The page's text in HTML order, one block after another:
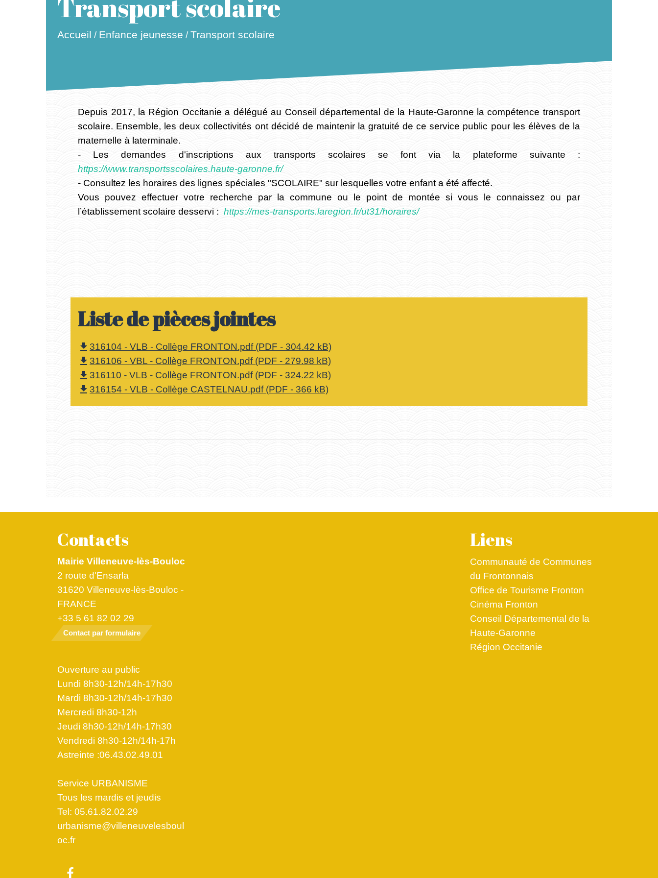
Transport scolaire
Accueil / Enfance jeunesse /Transport scolaire
Depuis 2017, la Région Occitanie a délégué au Conseil départemental de la Haute-Garonne la compétence transport
scolaire. Ensemble, les deux collectivités ont décidé de maintenir la gratuité de ce service public pour les élèves de la
maternelle à laterminale.
- Les demandes d'inscriptions aux transports scolaires se font via la plateforme suivante :
https://www.transportsscolaires.haute-garonne.fr/
- Consultez les horaires des lignes spéciales "SCOLAIRE" sur lesquelles votre enfant a été affecté.
Vous pouvez effectuer votre recherche par la commune ou le point de montée si vous le connaissez ou par
l’établissement scolaire desservi : https://mes-transports.laregion.fr/ut31/horaires/
Liste de pièces jointes
file_download 316104 - VLB - Collège FRONTON.pdf (PDF - 304.42 kB)
file_download 316106 - VBL - Collège FRONTON.pdf (PDF - 279.98 kB)
file_download 316110 - VLB - Collège FRONTON.pdf (PDF - 324.22 kB)
file_download 316154 - VLB - Collège CASTELNAU.pdf (PDF - 366 kB)
Contacts
Mairie Villeneuve-lès-Bouloc
2 route d'Ensarla
31620 Villeneuve-lès-Bouloc -
FRANCE
+33 5 61 82 02 29
Contact par formulaire
Ouverture au public
Lundi 8h30-12h/14h-17h30
Mardi 8h30-12h/14h-17h30
Mercredi 8h30-12h
Jeudi 8h30-12h/14h-17h30
Vendredi 8h30-12h/14h-17h
Astreinte :06.43.02.49.01
Service URBANISME
Tous les mardis et jeudis
Tel: 05.61.82.02.29
urbanisme@villeneuvelesboul
oc.fr
Liens
Communauté de Communes
du Frontonnais
Office de Tourisme Fronton
Cinéma Fronton
Conseil Départemental de la
Haute-Garonne
Région Occitanie